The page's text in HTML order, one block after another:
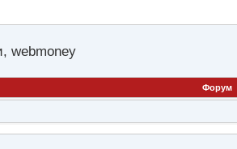
webmoney
Форум